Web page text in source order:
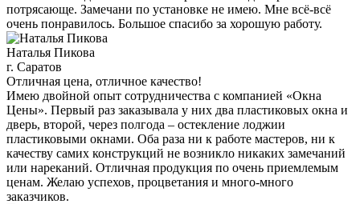
потрясающе. Замечани по установке не имею. Мне всё-всё
очень понравилось. Большое спасибо за хорошую работу.
Наталья Пикова
г. Саратов
Отличная цена, отличное качество!
Имею двойной опыт сотрудничества с компанией «Окна
Цены». Первый раз заказывала у них два пластиковых окна и
дверь, второй, через полгода – остекление лоджии
пластиковыми окнами. Оба раза ни к работе мастеров, ни к
качеству самих конструкций не возникло никаких замечаний
или нареканий. Отличная продукция по очень приемлемым
ценам. Желаю успехов, процветания и много-много
заказчиков.